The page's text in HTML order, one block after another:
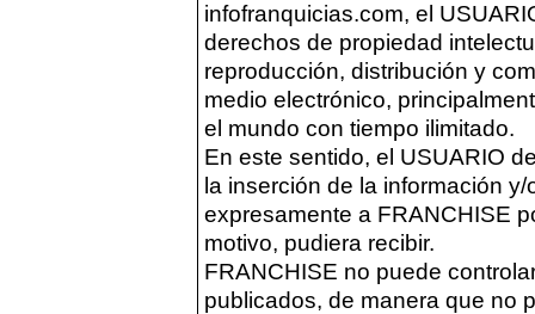
infofranquicias.com, el
derechos de propiedad
reproducción, distribución y
medio electrónico,
el mundo con tiempo ilimitado.
En este sentido, el USUARIO
la inserción de la información
expresamente a FRANCHISE
motivo, pudiera recibir.
FRANCHISE no puede
publicados, de manera que no